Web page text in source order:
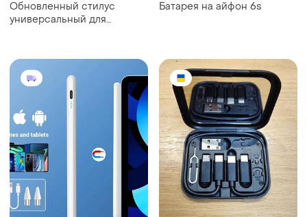
Обновленный стилус
универсальный для
Батарея на айфон 6s